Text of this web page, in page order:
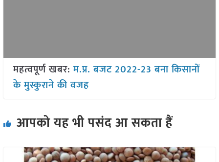
महत्वपूर्ण खबर:म.प्र. बजट 2022-23 बना किसानों
के मुस्कुराने की वजह
आपको यह भी पसंद आ सकता हैं